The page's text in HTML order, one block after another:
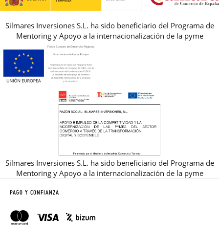
Silmares Inversiones S.L. ha sido beneficiario del Programa de
Mentoring y Apoyo a la internacionalización de la pyme
Silmares Inversiones S.L. ha sido beneficiario del Programa de
Mentoring y Apoyo a la internacionalización de la pyme
PAGO Y CONFIANZA